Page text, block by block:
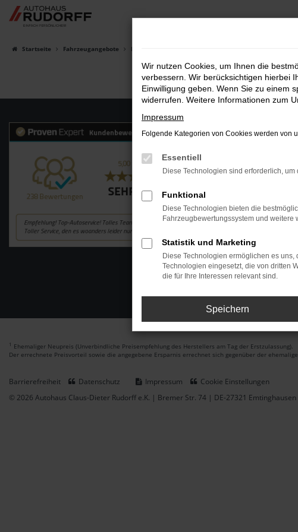
Zum
Hauptinhalt
Startseite Fahrzeugangebote Fahrzeugsuche
1 Ehemaliger Neupreis (Unverbindliche Preisempfehlung des Herstellers am Tag der Erstzulassung).
Der errechnete Preisvorteil sowie die angegebene Ersparnis errechnet sich gegenüber der
Barrierefreiheit Datenschutz Impressum
Cookie Einstellungen
© 2026 Autohaus Claus-Dieter Rudorff e.K. | Bremer Str. 74 | DE-27321
Wir nutzen Cookies, um Ihnen die
verbessern. Wir berücksichtigen hierbei
Einwilligung geben. Wenn Sie zu einem
widerrufen. Weitere Informationen zum
Impressum
Folgende Kategorien von Cookies werden von
Essentiell
Diese Technologien sind erforderlich,
Funktional
Diese Technologien bieten die
Fahrzeugbewertungssystem und weitere
Statistik und Marketing
Diese Technologien ermöglichen es
Technologien eingesetzt, die von dritten
die für Ihre Interessen relevant sind.
Speichern